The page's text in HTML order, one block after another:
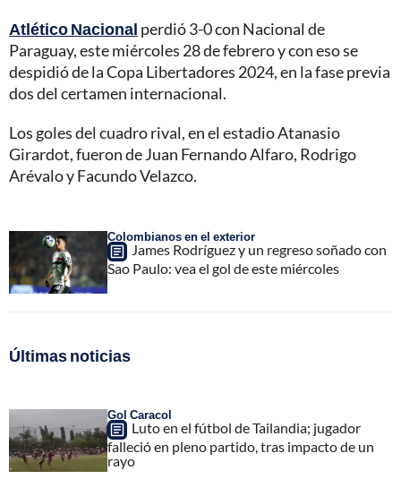
Atlético Nacional perdió 3-0 con Nacional de
Paraguay, este miércoles 28 de febrero y con eso se
despidió de la Copa Libertadores 2024, en la fase previa
dos del certamen internacional.
Los goles del cuadro rival, en el estadio Atanasio
Girardot, fueron de Juan Fernando Alfaro, Rodrigo
Arévalo y Facundo Velazco.
Colombianos en el exterior
James Rodríguez y un regreso soñado con
Sao Paulo: vea el gol de este miércoles
Últimas noticias
Gol Caracol
Luto en el fútbol de Tailandia; jugador
falleció en pleno partido, tras impacto de un
rayo